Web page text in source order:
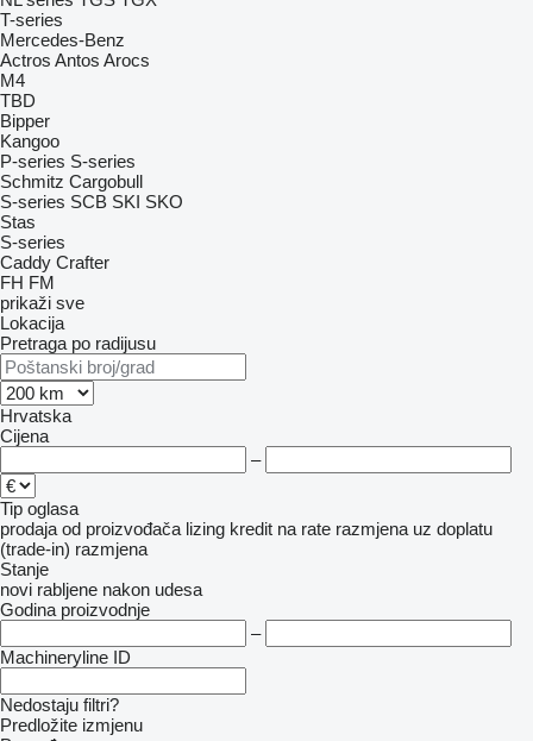
T-series
Mercedes-Benz
Actros Antos Arocs
M4
TBD
Bipper
Kangoo
P-series S-series
Schmitz Cargobull
S-series SCB SKI SKO
Stas
S-series
Caddy Crafter
FH FM
prikaži sve
Lokacija
Pretraga po radijusu
Hrvatska
Cijena
–
Tip oglasa
prodaja od proizvođača lizing kredit na rate razmjena uz doplatu
(trade-in) razmjena
Stanje
novi rabljene nakon udesa
Godina proizvodnje
–
Machineryline ID
Nedostaju filtri?
Predložite izmjenu